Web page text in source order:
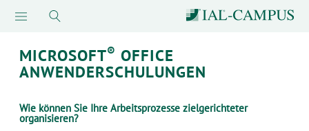
MICROSOFT® OFFICE
ANWENDERSCHULUNGEN
Wie können Sie Ihre Arbeitsprozesse zielgerichteter
organisieren?